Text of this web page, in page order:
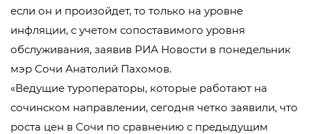
если он и произойдет, то только на уровне
инфляции, с учетом сопоставимого уровня
обслуживания, заявив РИА Новости в понедельник
мэр Сочи Анатолий Пахомов.
«Ведущие туроператоры, которые работают на
сочинском направлении, сегодня четко заявили, что
роста цен в Сочи по сравнению с предыдущим